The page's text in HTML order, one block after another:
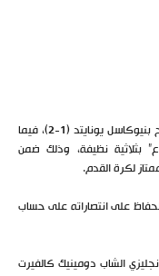
عاد إيفرتون بفوز هام في البريميير ليج بعد أن أطاح بنيوكاسل يونايتد (1-2)، فيما
بثلاثية نظيفة، وذلك ضمن
على انتصاراته على حساب
الشاب دومينيك كالفيرت